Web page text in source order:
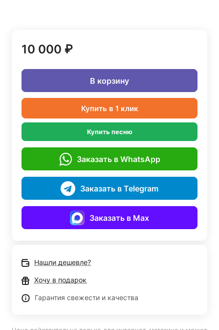
10 000 ₽
В корзину
Купить в 1 клик
Купить песню
Заказать в WhatsApp
Заказать в Telegram
Заказать в Max
Нашли дешевле?
Хочу в подарок
Гарантия свежести и качества